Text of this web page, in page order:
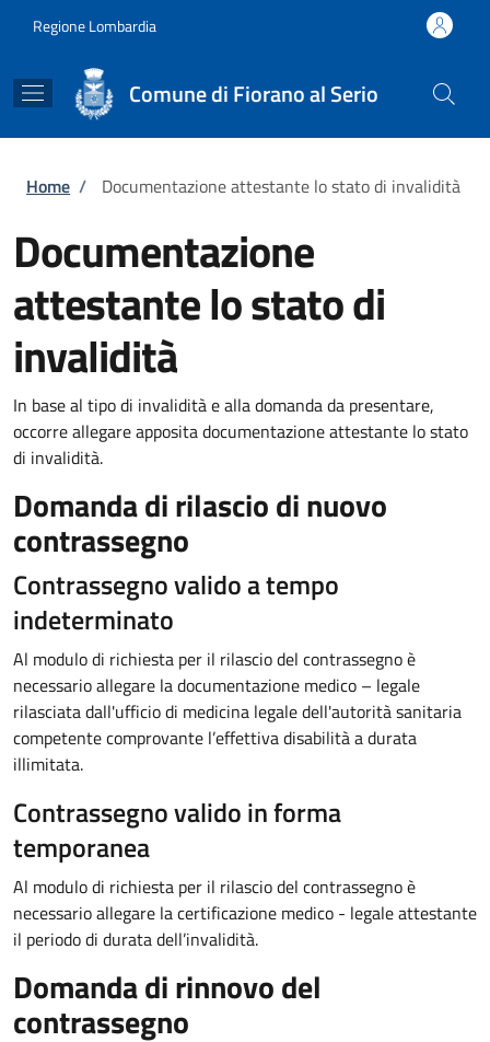
Regione Lombardia
Comune di Fiorano al Serio
Briciole di pane
Home / Documentazione attestante lo stato di invalidità
Documentazione
attestante lo stato di
invalidità
In base al tipo di invalidità e alla domanda da presentare,
occorre allegare apposita documentazione attestante lo stato
di invalidità.
Domanda di rilascio di nuovo
contrassegno
Contrassegno valido a tempo
indeterminato
Al modulo di richiesta per il rilascio del contrassegno è
necessario allegare la documentazione medico – legale
rilasciata dall'ufficio di medicina legale dell'autorità sanitaria
competente comprovante l’effettiva disabilità a durata
illimitata.
Contrassegno valido in forma
temporanea
Al modulo di richiesta per il rilascio del contrassegno è
necessario allegare la certificazione medico - legale attestante
il periodo di durata dell’invalidità.
Domanda di rinnovo del
contrassegno